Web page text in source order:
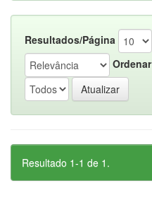
Resultados/Página
Ordenar
Resultado 1-1 de 1.